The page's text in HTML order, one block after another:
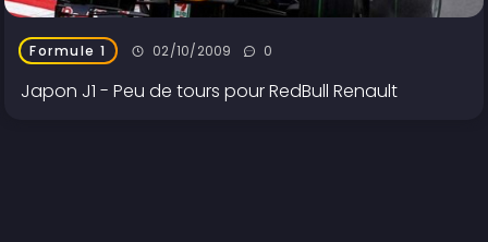
Formule 1 02/10/2009 0
Japon J1 - Peu de tours pour RedBull Renault